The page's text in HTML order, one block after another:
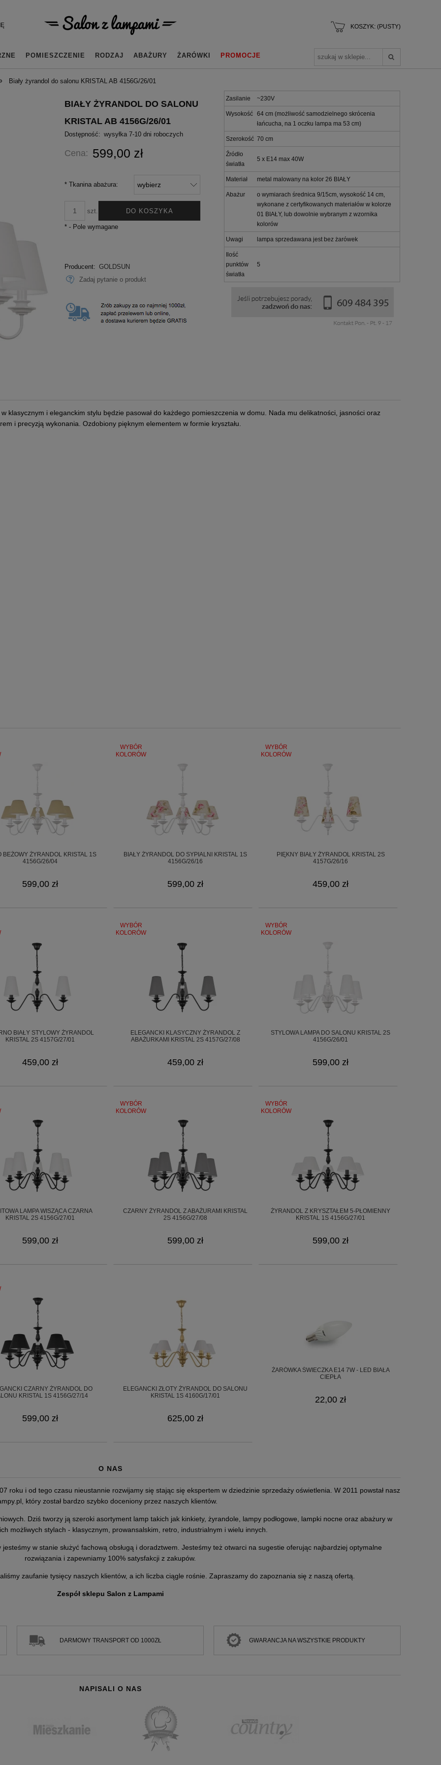
KOSZYK: (PUSTY)
POMIESZCZENIE RODZAJ ABAŻURY ŻARÓWKI PROMOCJE
Biały żyrandol do salonu KRISTAL AB 4156G/26/01
BIAŁY ŻYRANDOL DO SALONU
KRISTAL AB 4156G/26/01
Dostępność: wysyłka 7-10 dni roboczych
Cena: 599,00 zł
* Tkanina abażura:
szt. DO KOSZYKA
* - Pole wymagane
Producent: GOLDSUN
Zadaj pytanie o produkt
Zasilanie ~230V
Wysokość 64 cm (możliwość samodzielnego skrócenia
łańcucha, na 1 oczku lampa ma 53 cm)
Szerokość 70 cm
Źródło
światła
5 x E14 max 40W
Materiał metal malowany na kolor 26 BIAŁY
Abażur
o wymiarach średnica 9/15cm, wysokość 14 cm,
wykonane z certyfikowanych materiałów w kolorze
01 BIAŁY, lub dowolnie wybranym z wzornika
kolorów
Uwagi lampa sprzedawana jest bez żarówek
Ilość
punktów
światła
5
w klasycznym i eleganckim stylu będzie pasował do każdego pomieszczenia w domu. Nada mu delikatności, jasności oraz
i precyzją wykonania. Ozdobiony pięknym elementem w formie kryształu.
BEŻOWY ŻYRANDOL KRISTAL 1S
4156G/26/04
599,00 zł
WYBÓR
KOLORÓW
BIAŁY ŻYRANDOL DO SYPIALNI KRISTAL 1S
4156G/26/16
599,00 zł
WYBÓR
KOLORÓW
PIĘKNY BIAŁY ŻYRANDOL KRISTAL 2S
4157G/26/16
459,00 zł
BIAŁY STYLOWY ŻYRANDOL
KRISTAL 2S 4157G/27/01
459,00 zł
WYBÓR
KOLORÓW
ELEGANCKI KLASYCZNY ŻYRANDOL Z
ABAŻURKAMI KRISTAL 2S 4157G/27/08
459,00 zł
WYBÓR
KOLORÓW
STYLOWA LAMPA DO SALONU KRISTAL 2S
4156G/26/01
599,00 zł
LAMPA WISZĄCA CZARNA
KRISTAL 2S 4156G/27/01
599,00 zł
WYBÓR
KOLORÓW
CZARNY ŻYRANDOL Z ABAŻURAMI KRISTAL
2S 4156G/27/08
599,00 zł
WYBÓR
KOLORÓW
ŻYRANDOL Z KRYSZTAŁEM 5-PŁOMIENNY
KRISTAL 1S 4156G/27/01
599,00 zł
CZARNY ŻYRANDOL DO
KRISTAL 1S 4156G/27/14
599,00 zł
ELEGANCKI ZŁOTY ŻYRANDOL DO SALONU
KRISTAL 1S 4160G/17/01
625,00 zł
ŻARÓWKA ŚWIECZKA E14 7W - LED BIAŁA
CIEPŁA
22,00 zł
O NAS
roku i od tego czasu nieustannie rozwijamy się stając się ekspertem w dziedzinie sprzedaży oświetlenia. W 2011 powstał nasz
który został bardzo szybko doceniony przez naszych klientów.
Dziś tworzy ją szeroki asortyment lamp takich jak kinkiety, żyrandole, lampy podłogowe, lampki nocne oraz abażury w
możliwych stylach - klasycznym, prowansalskim, retro, industrialnym i wielu innych.
w stanie służyć fachową obsługą i doradztwem. Jesteśmy też otwarci na sugestie oferując najbardziej optymalne
rozwiązania i zapewniamy 100% satysfakcji z zakupów.
zaufanie tysięcy naszych klientów, a ich liczba ciągle rośnie. Zapraszamy do zapoznania się z naszą ofertą.
Zespół sklepu Salon z Lampami
DARMOWY TRANSPORT OD 1000ZŁ GWARANCJA NA WSZYSTKIE PRODUKTY
NAPISALI O NAS